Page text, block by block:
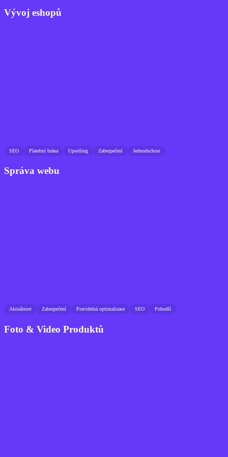
Vývoj eshopů
SEO Platební brána Upselling Zabezpečení Jednoduchost
Správa webu
Aktuálnost Zabezpečení Pravidelná optimalizace SEO Pohodlí
Foto & Video Produktů